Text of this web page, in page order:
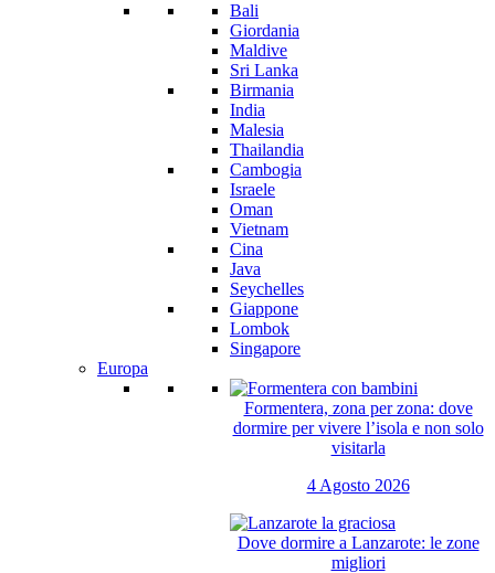
Bali
Giordania
Maldive
Sri Lanka
Birmania
India
Malesia
Thailandia
Cambogia
Israele
Oman
Vietnam
Cina
Java
Seychelles
Giappone
Lombok
Singapore
Europa
Formentera, zona per zona: dove
dormire per vivere l’isola e non solo
visitarla
4 Agosto 2026
Dove dormire a Lanzarote: le zone
migliori